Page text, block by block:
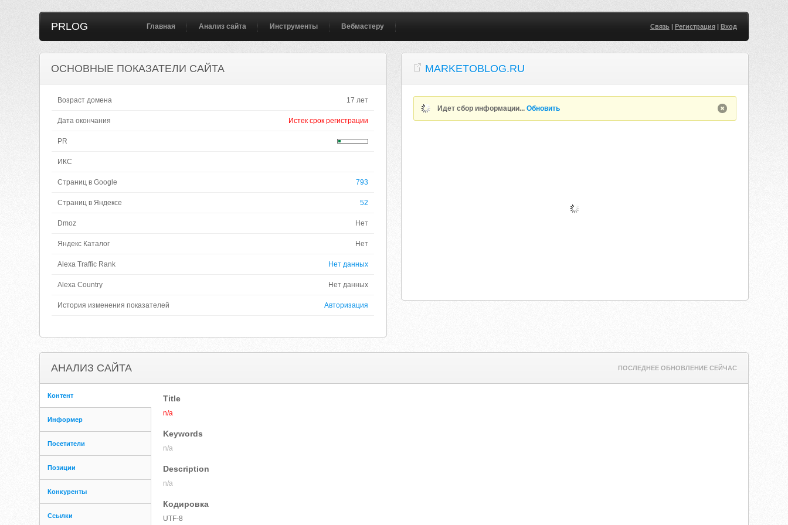
PRLOG Главная Анализ сайта Инструменты Вебмастеру Связь| Регистрация| Вход
ОСНОВНЫЕ ПОКАЗАТЕЛИ САЙТА
Возраст домена 17 лет
Дата окончания Истек срок регистрации
PR
ИКС
Страниц в Google 793
Страниц в Яндексе 52
Dmoz Нет
Яндекс Каталог Нет
Alexa Traffic Rank Нет данных
Alexa Country Нет данных
История изменения показателей Авторизация
MARKETOBLOG.RU
Идет сбор информации...Обновить
АНАЛИЗ САЙТА ПОСЛЕДНЕЕ ОБНОВЛЕНИЕ СЕЙЧАС
Контент
Информер
Посетители
Позиции
Конкуренты
Ссылки
Title
n/a
Keywords
n/a
Description
n/a
Кодировка
UTF-8